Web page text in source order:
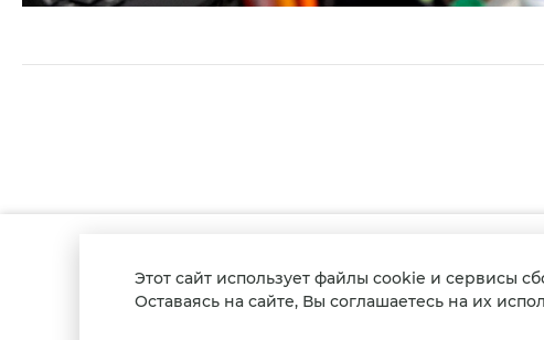
© 2021-2025, Сайт не является
информационный характер.
Этот сайт использует файлы cookie и сервисы
Оставаясь на сайте, Вы соглашаетесь на их